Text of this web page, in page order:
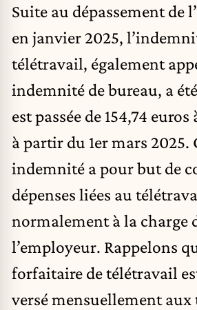
Suite au dépassement de
en janvier 2025,
télétravail, également
indemnité de bureau, a
est passée de 154,74 euros
à partir du 1er mars 2025.
indemnité a pour but de
dépenses liées au
normalement à la charge
l’employeur. Rappelons
forfaitaire de télétravail
versé mensuellement